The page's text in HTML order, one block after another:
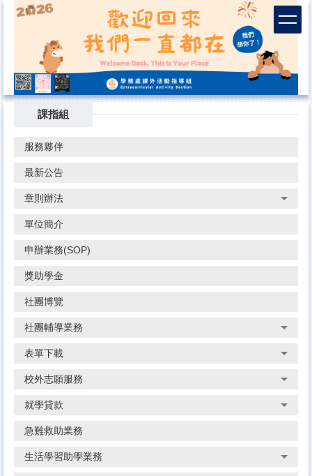
區
課指組
服務夥伴
最新公告
章則辦法
單位簡介
申辦業務(SOP)
獎助學金
社團博覽
社團輔導業務
表單下載
校外志願服務
就學貸款
急難救助業務
生活學習助學業務